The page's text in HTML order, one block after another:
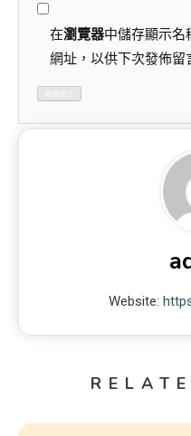
在瀏覽器中儲存顯示名
網址，以供下次發佈留
Website: